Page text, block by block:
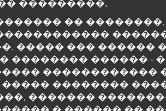
���������.
��
����� ��� ������
�������� ������ -
������������
��������
�������